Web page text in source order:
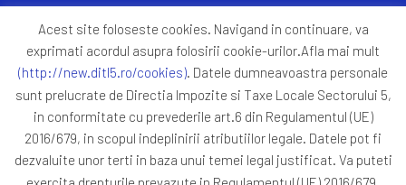
Primăria Sectorul 5
ANAF
Protocoale
GDPR
Harta Site
Acest site foloseste cookies. Navigand in continuare, va
exprimati acordul asupra folosirii cookie-urilor.Afla mai mult
(http://new.ditl5.ro/cookies). Datele dumneavoastra personale
sunt prelucrate de Directia Impozite si Taxe Locale Sectorului 5,
in conformitate cu prevederile art.6 din Regulamentul (UE)
2016/679, in scopul indeplinirii atributiilor legale. Datele pot fi
dezvaluite unor terti in baza unui temei legal justificat. Va puteti